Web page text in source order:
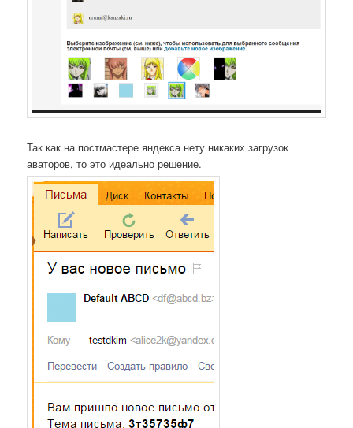
Так как на постмастере яндекса нету никаких загрузок
аваторов, то это идеально решение.